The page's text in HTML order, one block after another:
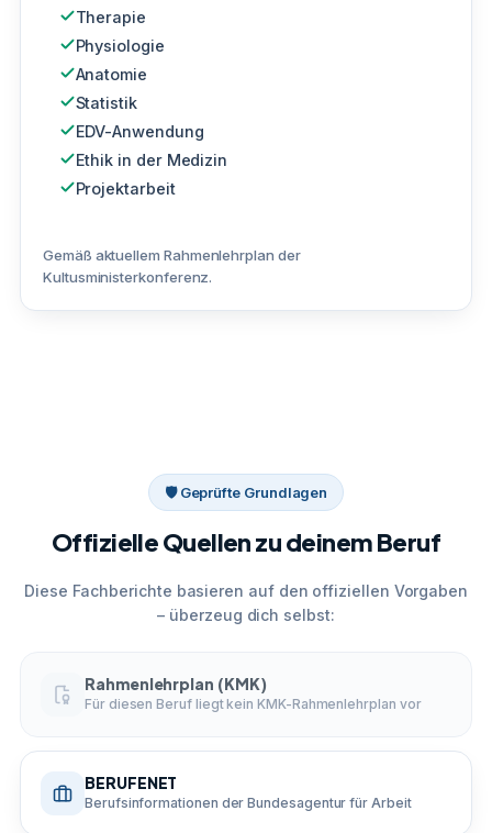
Therapie
Physiologie
Anatomie
Statistik
EDV-Anwendung
Ethik in der Medizin
Projektarbeit
Gemäß aktuellem Rahmenlehrplan der
Kultusministerkonferenz.
🛡 Geprüfte Grundlagen
Offizielle Quellen zu deinem Beruf
Diese Fachberichte basieren auf den offiziellen Vorgaben
– überzeug dich selbst:
Rahmenlehrplan (KMK)
Für diesen Beruf liegt kein KMK-Rahmenlehrplan vor
BERUFENET
Berufsinformationen der Bundesagentur für Arbeit